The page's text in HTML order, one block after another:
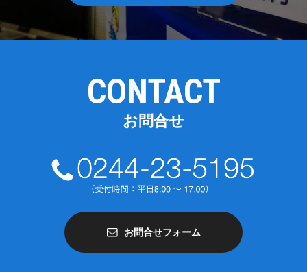
CONTACT
お問合せ
お問合せフォーム